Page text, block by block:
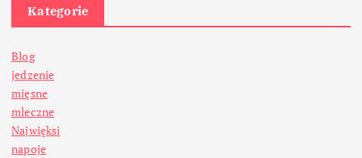
Kategorie
Blog
jedzenie
mięsne
mleczne
Najwięksi
napoje